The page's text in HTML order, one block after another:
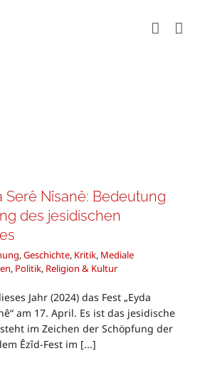
Serê Nîsanê: Bedeutung
des jesidischen
,Geschichte, Kritik, Mediale
, Politik, Religion & Kultur
Jahr (2024) das Fest „Eyda
am 17. April. Es ist das jesidische
im Zeichen der Schöpfung der
Êzîd-Fest im [...]